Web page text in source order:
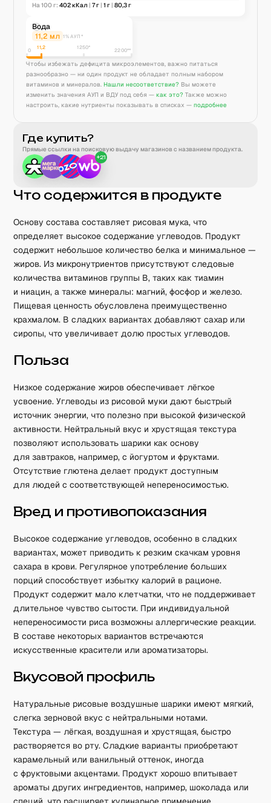
На 100 г: 402кКал | 7г | 1 г | 80,3г
Вода
11,2 мл 1% АУП*
0 11,2 1250* 2200**
Чтобы избежать дефицита микроэлементов, важно питаться
разнообразно — ни один продукт не обладает полным набором
витаминов и минералов. Нашли несоответствие? Вы можете
изменить значения АУП и ВДУ под себя — как это? Также можно
настроить, какие нутриенты показывать в списках — подробнее
Где купить?
Прямые ссылки на поисковую выдачу магазинов с названием продукта.
+21
Что содержится в продукте
Основу состава составляет рисовая мука, что
определяет высокое содержание углеводов. Продукт
содержит небольшое количество белка и минимальное —
жиров. Из микронутриентов присутствуют следовые
количества витаминов группы B, таких как тиамин
и ниацин, а также минералы: магний, фосфор и железо.
Пищевая ценность обусловлена преимущественно
крахмалом. В сладких вариантах добавляют сахар или
сиропы, что увеличивает долю простых углеводов.
Польза
Низкое содержание жиров обеспечивает лёгкое
усвоение. Углеводы из рисовой муки дают быстрый
источник энергии, что полезно при высокой физической
активности. Нейтральный вкус и хрустящая текстура
позволяют использовать шарики как основу
для завтраков, например, с йогуртом и фруктами.
Отсутствие глютена делает продукт доступным
для людей с соответствующей непереносимостью.
Вред и противопоказания
Высокое содержание углеводов, особенно в сладких
вариантах, может приводить к резким скачкам уровня
сахара в крови. Регулярное употребление больших
порций способствует избытку калорий в рационе.
Продукт содержит мало клетчатки, что не поддерживает
длительное чувство сытости. При индивидуальной
непереносимости риса возможны аллергические реакции.
В составе некоторых вариантов встречаются
искусственные красители или ароматизаторы.
Вкусовой профиль
Натуральные рисовые воздушные шарики имеют мягкий,
слегка зерновой вкус с нейтральными нотами.
Текстура — лёгкая, воздушная и хрустящая, быстро
растворяется во рту. Сладкие варианты приобретают
карамельный или ванильный оттенок, иногда
с фруктовыми акцентами. Продукт хорошо впитывает
ароматы других ингредиентов, например, шоколада или